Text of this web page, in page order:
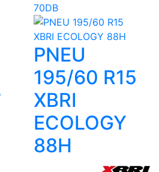
70DB
PNEU
195/60 R15
XBRI
ECOLOGY
88H